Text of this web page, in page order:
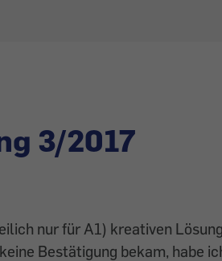
3/2017
nur für A1) kreativen
Bestätigung bekam, habe